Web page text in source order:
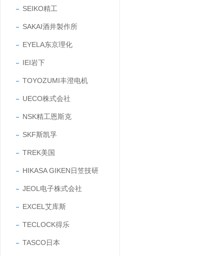
SEIKO精工
SAKAI酒井製作所
EYELA东京理化
IEI岩下
TOYOZUMI丰澄电机
UECO株式会社
NSK精工恩斯克
SKF斯凯孚
TREK美国
HIKASA GIKEN日笠技研
JEOL电子株式会社
EXCEL艾库斯
TECLOCK得乐
TASCO日本